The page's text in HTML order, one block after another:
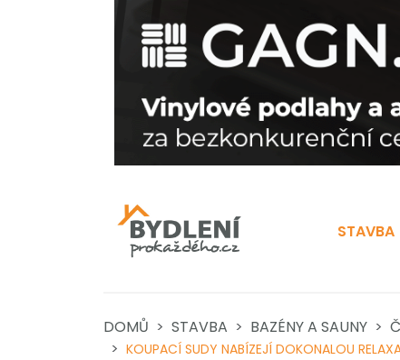
STAVBA
DOMŮ STAVBA BAZÉNY A SAUNY
KOUPACÍ SUDY NABÍZEJÍ DOKONALOU